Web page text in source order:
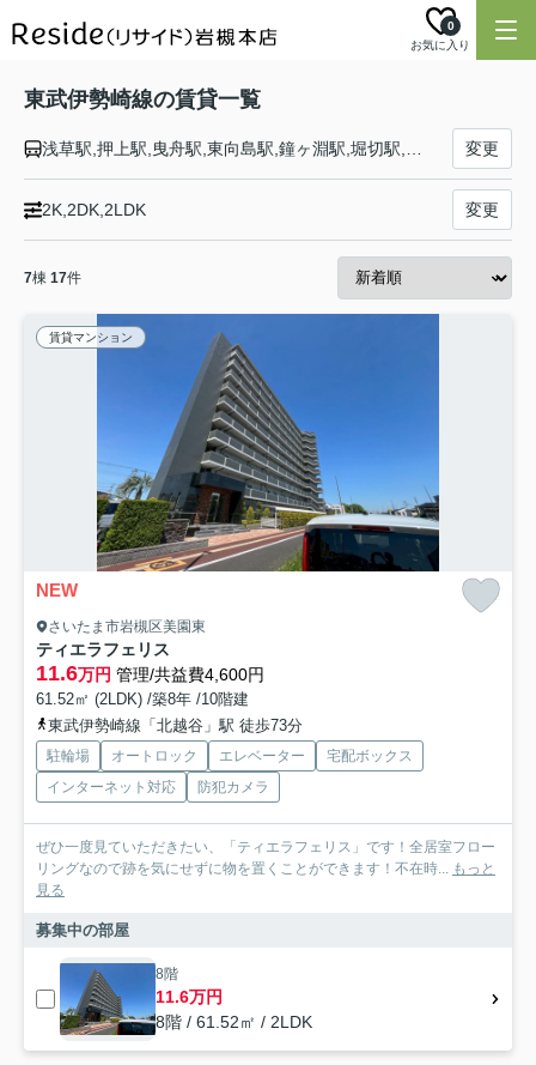
お気に入り
0
東武伊勢崎線の賃貸一覧
変更
2K,2DK,2LDK 変更
7棟 17件
賃貸マンション
NEW
さいたま市岩槻区美園東
ティエラフェリス
11.6万円 管理/共益費4,600円
61.52㎡ (2LDK) /築8年 /10階建
東武伊勢崎線「北越谷」駅 徒歩73分
駐輪場 オートロック エレベーター
宅配ボックス
インターネット対応
防犯カメラ
ぜひ一度見ていただきたい、「ティエラフェリス」です！全居室フロー
リングなので跡を気にせずに物を置くことができます！不在時... もっと
見る
募集中の部屋
8階
11.6万円
8階 / 61.52㎡ / 2LDK